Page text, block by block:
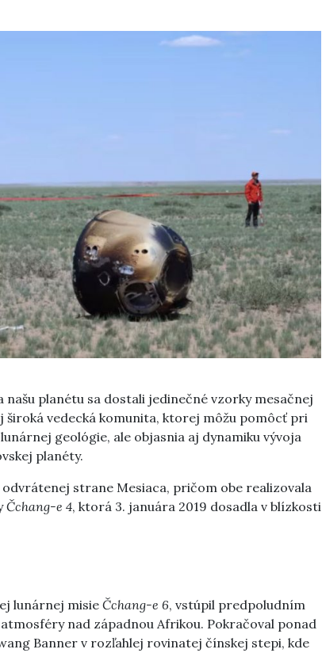
planétu sa dostali jedinečné vzorky mesačnej
široká vedecká komunita, ktorej môžu pomôcť pri
geológie, ale objasnia aj dynamiku vývoja
planéty.
strane Mesiaca, pričom obe realizovala
Čchang-e 4, ktorá 3. januára 2019 dosadla v blízkosti
lunárnej misie Čchang-e 6, vstúpil predpoludním
atmosféry nad západnou Afrikou. Pokračoval ponad
Banner v rozľahlej rovinatej čínskej stepi, kde